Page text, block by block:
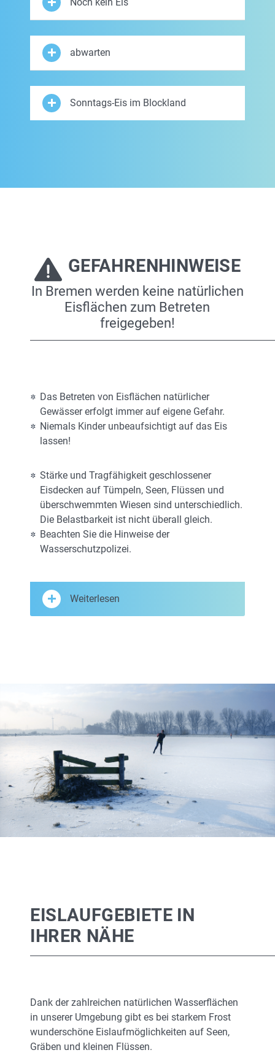
abwarten
Sonntags-Eis im Blockland
GEFAHRENHINWEISE
In Bremen werden keine natürlichen
Eisflächen zum Betreten
freigegeben!
Das Betreten von Eisflächen natürlicher
Gewässer erfolgt immer auf eigene Gefahr.
Niemals Kinder unbeaufsichtigt auf das Eis
lassen!
Stärke und Tragfähigkeit geschlossener
Eisdecken auf Tümpeln, Seen, Flüssen und
überschwemmten Wiesen sind unterschiedlich.
Die Belastbarkeit ist nicht überall gleich.
Beachten Sie die Hinweise der
Wasserschutzpolizei.
Weiterlesen
EISLAUFGEBIETE IN
IHRER NÄHE
Dank der zahlreichen natürlichen Wasserflächen
in unserer Umgebung gibt es bei starkem Frost
wunderschöne Eislaufmöglichkeiten auf Seen,
Gräben und kleinen Flüssen.